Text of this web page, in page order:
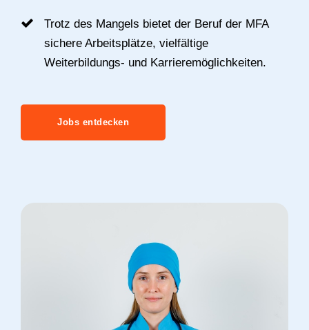
Trotz des Mangels bietet der Beruf der MFA
sichere Arbeitsplätze, vielfältige
Weiterbildungs- und Karrieremöglichkeiten.
Jobs entdecken